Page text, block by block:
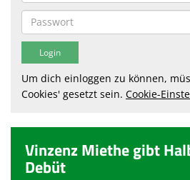
Um dich einloggen zu können,
Cookies' gesetzt sein. Cookie-
Vinzenz Miethe gibt
Debüt